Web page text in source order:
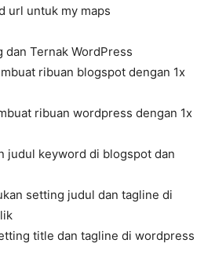
url untuk my maps
dan Ternak WordPress
ribuan blogspot dengan 1x
ribuan wordpress dengan 1x
judul keyword di blogspot dan
setting judul dan tagline di
title dan tagline di wordpress